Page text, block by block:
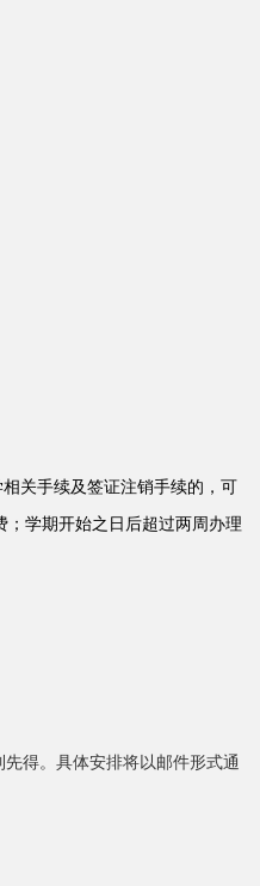
关手续及签证注销手续的，可
学期开始之日后超过两周办理
得。具体安排将以邮件形式通